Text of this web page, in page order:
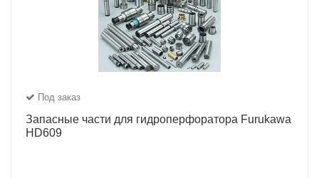
Под заказ
Запасные части для гидроперфоратора Furukawa
HD609